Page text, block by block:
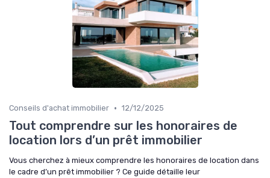
Conseils d'achat immobilier • 12/12/2025
Tout comprendre sur les honoraires de
location lors d’un prêt immobilier
Vous cherchez à mieux comprendre les honoraires de location dans
le cadre d’un prêt immobilier ? Ce guide détaille leur